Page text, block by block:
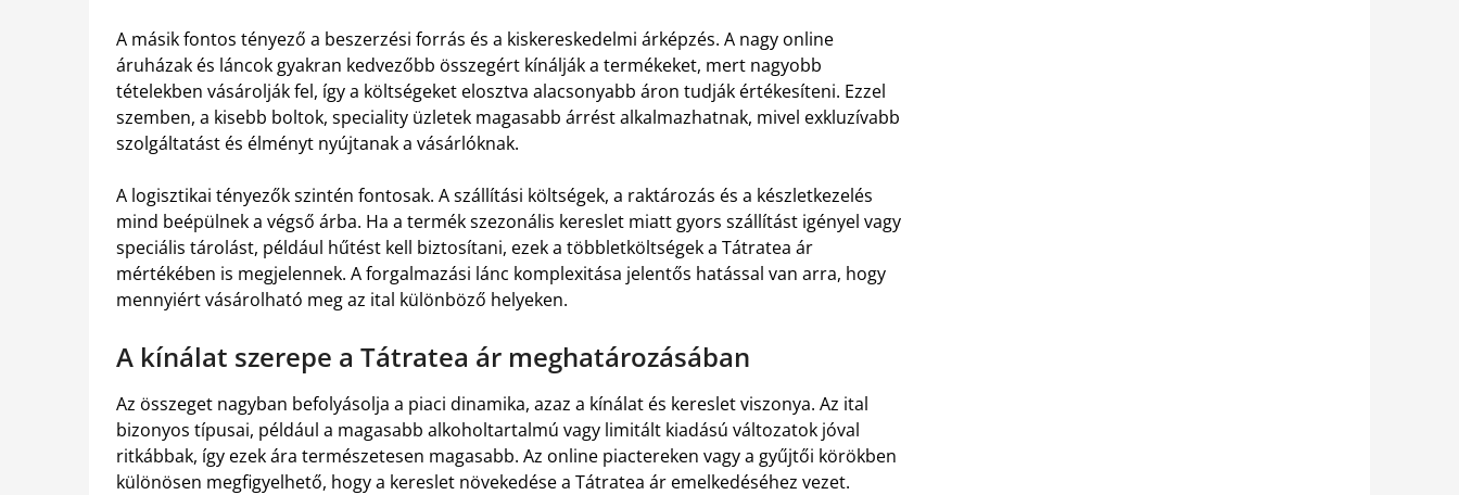
A másik fontos tényező a beszerzési forrás és a kiskereskedelmi árképzés. A nagy online
áruházak és láncok gyakran kedvezőbb összegért kínálják a termékeket, mert nagyobb
tételekben vásárolják fel, így a költségeket elosztva alacsonyabb áron tudják értékesíteni. Ezzel
szemben, a kisebb boltok, speciality üzletek magasabb árrést alkalmazhatnak, mivel exkluzívabb
szolgáltatást és élményt nyújtanak a vásárlóknak.
A logisztikai tényezők szintén fontosak. A szállítási költségek, a raktározás és a készletkezelés
mind beépülnek a végső árba. Ha a termék szezonális kereslet miatt gyors szállítást igényel vagy
speciális tárolást, például hűtést kell biztosítani, ezek a többletköltségek a Tátratea ár
mértékében is megjelennek. A forgalmazási lánc komplexitása jelentős hatással van arra, hogy
mennyiért vásárolható meg az ital különböző helyeken.
A kínálat szerepe a Tátratea ár meghatározásában
Az összeget nagyban befolyásolja a piaci dinamika, azaz a kínálat és kereslet viszonya. Az ital
bizonyos típusai, például a magasabb alkoholtartalmú vagy limitált kiadású változatok jóval
ritkábbak, így ezek ára természetesen magasabb. Az online piactereken vagy a gyűjtői körökben
különösen megfigyelhető, hogy a kereslet növekedése a Tátratea ár emelkedéséhez vezet.